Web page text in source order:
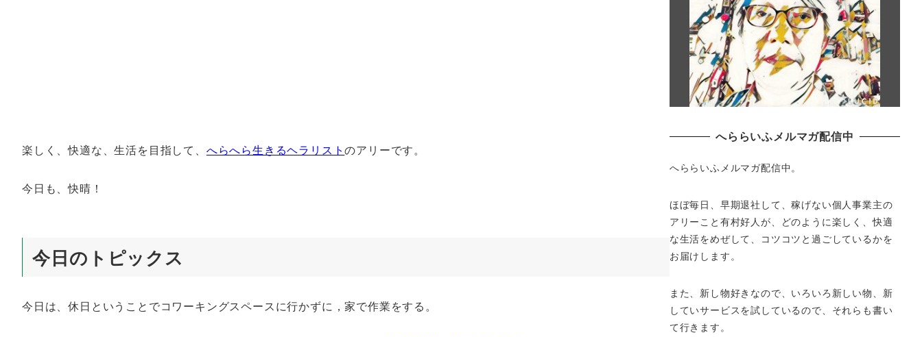
楽しく、快適な、生活を目指して、 へらへら生きるヘラリストのアリーです。
今日も、快晴！
今日のトピックス
今日は、休日ということでコワーキングスペースに行かずに，家で作業をする。
へららいふメルマガ配信中
へららいふメルマガ配信中。
ほぼ毎日、早期退社して、稼げない個人事業主の
アリーこと有村好人が、どのように楽しく、快適
な生活をめぜして、 コツコツと過ごしているかを
お届けします。
また、新し物好きなので、いろいろ新しい物、 新
していサービスを試しているので、それらも書い
て行きます。